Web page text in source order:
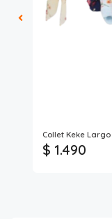
Collet Keke Largo
$ 1.490